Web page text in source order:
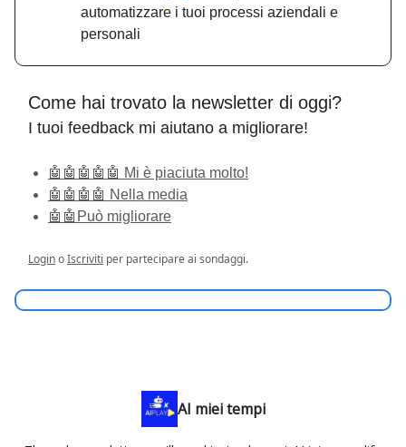
automatizzare i tuoi processi aziendali e
personali
Come hai trovato la newsletter di oggi?
I tuoi feedback mi aiutano a migliorare!
🤖🤖🤖🤖🤖 Mi è piaciuta molto!
🤖🤖🤖🤖 Nella media
🤖🤖Può migliorare
LoginoIscriviti per partecipare ai sondaggi.
AI miei tempi